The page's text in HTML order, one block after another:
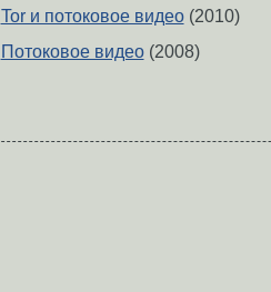
Tor и потоковое видео(2010)
Потоковое видео(2008)